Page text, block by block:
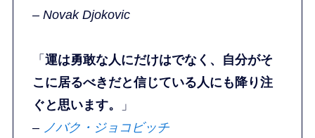
– Novak Djokovic
「 運は勇敢な人にだけはでなく、自分がそ
こに居るべきだと信じている人にも降り注
ぐと思います。
」
– ノバク・ジョコビッチ